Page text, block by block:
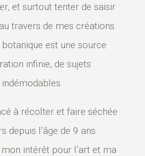
et surtout tenter de saisir
travers de mes créations.
est une source
infinie, de sujets
indémodables.
à récolter et faire séchée
depuis l’âge de 9 ans.
intérêt pour l’art et ma